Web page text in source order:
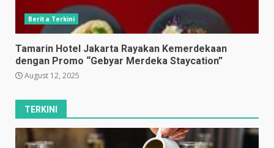
Berita Terkini
Tamarin Hotel Jakarta Rayakan Kemerdekaan
dengan Promo “Gebyar Merdeka Staycation”
August 12, 2025
TERKINI